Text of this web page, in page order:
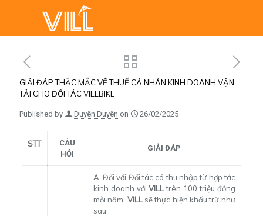
GIẢI ĐÁP THẮC MẮC VỀ THUẾ CÁ NHÂN KINH DOANH VẬN
TẢI CHO ĐỐI TÁC VILLBIKE
Published by Duyên Duyên on 26/02/2025
STT
CÂU
HỎI
GIẢI ĐÁP
A. Đối với Đối tác có thu nhập từ hợp tác
kinh doanh vớiVILLtrên 100 triệu đồng
mỗi năm, VILLsẽ thực hiện khấu trừ như
sau: